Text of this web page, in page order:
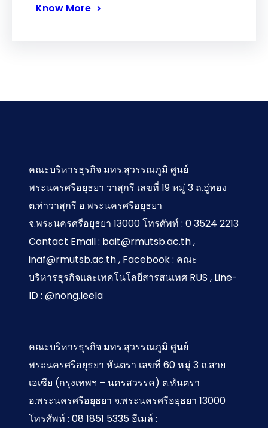
Know More
คณะบริหารธุรกิจ มทร.สุวรรณภูมิ ศูนย์
พระนครศรีอยุธยา วาสุกรี เลขที่ 19 หมู่ 3 ถ.อู่ทอง
ต.ท่าวาสุกรี อ.พระนครศรีอยุธยา
จ.พระนครศรีอยุธยา 13000 โทรศัพท์ : 0 3524 2213
Contact Email : bait@rmutsb.ac.th ,
inaf@rmutsb.ac.th , Facebook : คณะ
บริหารธุรกิจและเทคโนโลยีสารสนเทศ RUS , Line-
ID : @nong.leela
คณะบริหารธุรกิจ มทร.สุวรรณภูมิ ศูนย์
พระนครศรีอยุธยา หันตรา เลขที่ 60 หมู่ 3 ถ.สาย
เอเซีย (กรุงเทพฯ – นครสวรรค) ต.หันตรา
อ.พระนครศรีอยุธยา จ.พระนครศรีอยุธยา 13000
โทรศัพท์ : 08 1851 5335 อีเมล์ :